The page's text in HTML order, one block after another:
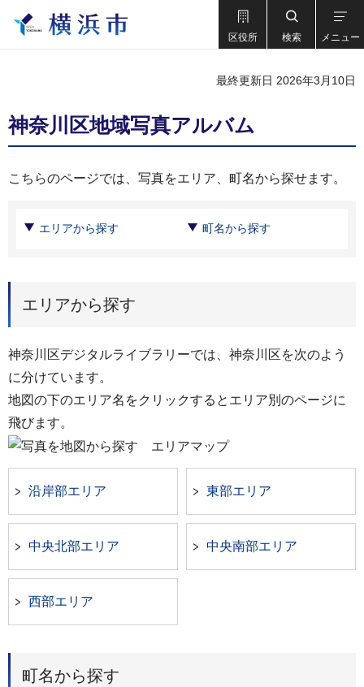
区役所 検索 メニュー
最終更新日 2026年3月10日
神奈川区地域写真アルバム
こちらのページでは、写真をエリア、町名から探せます。
エリアから探す 町名から探す
エリアから探す
神奈川区デジタルライブラリーでは、神奈川区を次のよう
に分けています。
地図の下のエリア名をクリックするとエリア別のページに
飛びます。
沿岸部エリア 東部エリア
中央北部エリア 中央南部エリア
西部エリア
町名から探す